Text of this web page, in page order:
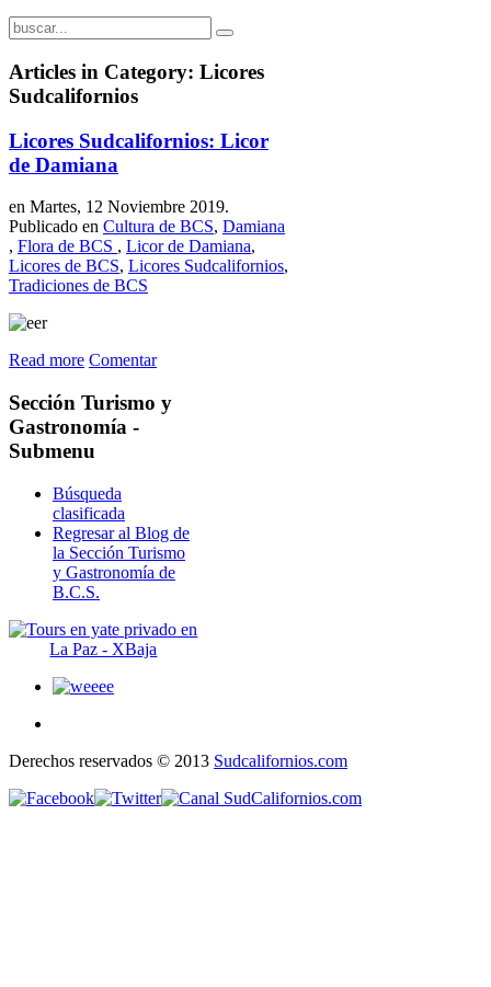
Articles in Category: Licores
Sudcalifornios
Licores Sudcalifornios: Licor
de Damiana
en Martes, 12 Noviembre 2019.
Publicado en Cultura de BCS, Damiana
, Flora de BCS , Licor de Damiana,
Licores de BCS, Licores Sudcalifornios,
Tradiciones de BCS
Read more Comentar
Sección Turismo y
Gastronomía -
Submenu
Búsqueda
clasificada
Regresar al Blog de
la Sección Turismo
y Gastronomía de
B.C.S.
Derechos reservados © 2013 Sudcalifornios.com